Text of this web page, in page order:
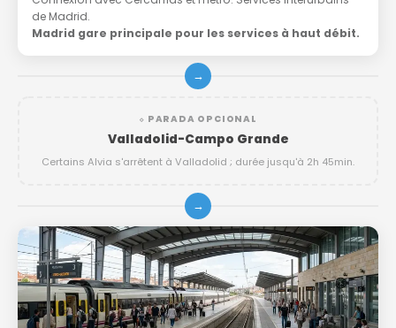
de Madrid.
Madrid gare principale pour les services à haut débit.
→
⬦ PARADA OPCIONAL
Valladolid-Campo Grande
Certains Alvia s'arrêtent à Valladolid ; durée jusqu'à 2h 45min.
→